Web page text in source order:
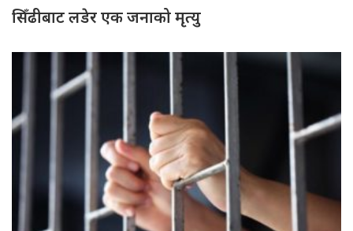
सिँढीबाट लडेर एक जनाको मृत्यु